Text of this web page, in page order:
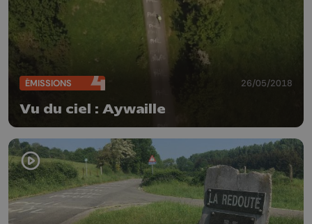
ÉMISSIONS 26/05/2018
Vu du ciel : Aywaille